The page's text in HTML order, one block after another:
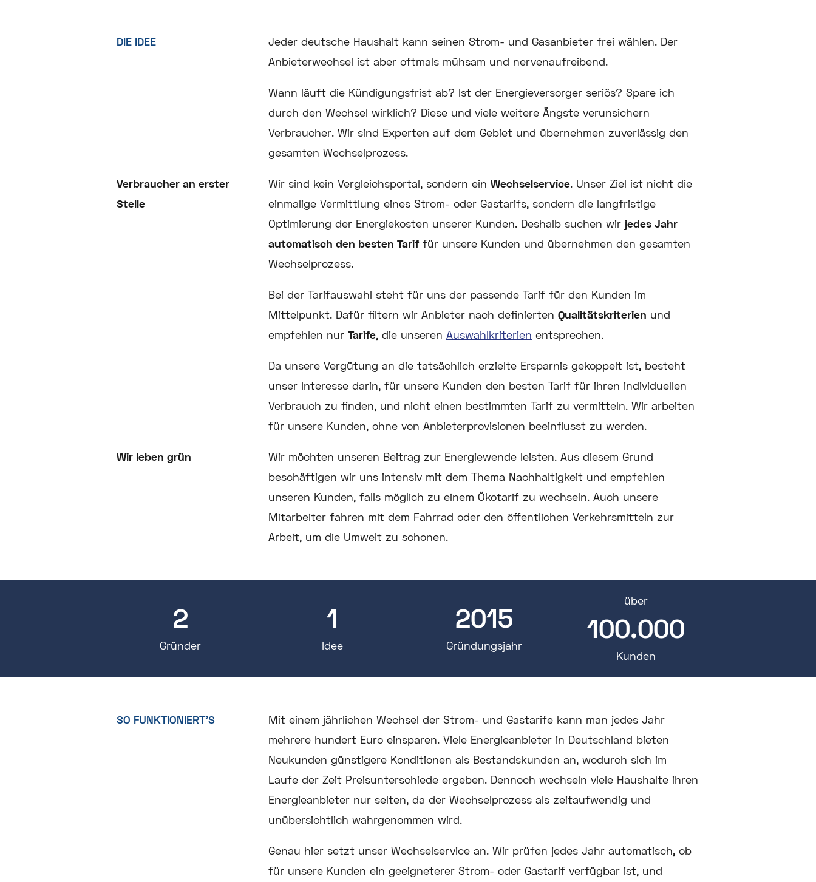
DIE IDEE
Jeder deutsche Haushalt kann seinen Strom- und Gasanbieter frei wählen. Der
Anbieterwechsel ist aber oftmals mühsam und nervenaufreibend.
Wann läuft die Kündigungsfrist ab? Ist der Energieversorger seriös? Spare ich
durch den Wechsel wirklich? Diese und viele weitere Ängste verunsichern
Verbraucher. Wir sind Experten auf dem Gebiet und übernehmen zuverlässig den
gesamten Wechselprozess.
Verbraucher an erster
Stelle
Wir sind kein Vergleichsportal, sondern ein Wechselservice. Unser Ziel ist nicht die
einmalige Vermittlung eines Strom- oder Gastarifs, sondern die langfristige
Optimierung der Energiekosten unserer Kunden. Deshalb suchen wir jedes Jahr
automatisch den besten Tariffür unsere Kunden und übernehmen den gesamten
Wechselprozess.
Bei der Tarifauswahl steht für uns der passende Tarif für den Kunden im
Mittelpunkt. Dafür filtern wir Anbieter nach definierten Qualitätskriterien und
empfehlen nur Tarife, die unseren Auswahlkriterien entsprechen.
Da unsere Vergütung an die tatsächlich erzielte Ersparnis gekoppelt ist, besteht
unser Interesse darin, für unsere Kunden den besten Tarif für ihren individuellen
Verbrauch zu finden, und nicht einen bestimmten Tarif zu vermitteln. Wir arbeiten
für unsere Kunden, ohne von Anbieterprovisionen beeinflusst zu werden.
Wir leben grün
Wir möchten unseren Beitrag zur Energiewende leisten. Aus diesem Grund
beschäftigen wir uns intensiv mit dem Thema Nachhaltigkeit und empfehlen
unseren Kunden, falls möglich zu einem Ökotarif zu wechseln. Auch unsere
Mitarbeiter fahren mit dem Fahrrad oder den öffentlichen Verkehrsmitteln zur
Arbeit, um die Umwelt zu schonen.
2
Gründer
1
Idee
2015
Gründungs­jahr
über
100.000
Kunden
SO FUNKTIONIERT’S
Mit einem jährlichen Wechsel der Strom- und Gastarife kann man jedes Jahr
mehrere hundert Euro einsparen. Viele Energieanbieter in Deutschland bieten
Neukunden günstigere Konditionen als Bestandskunden an, wodurch sich im
Laufe der Zeit Preisunterschiede ergeben. Dennoch wechseln viele Haushalte ihren
Energieanbieter nur selten, da der Wechselprozess als zeitaufwendig und
unübersichtlich wahrgenommen wird.
Genau hier setzt unser Wechselservice an. Wir prüfen jedes Jahr automatisch, ob
für unsere Kunden ein geeigneterer Strom- oder Gastarif verfügbar ist, und